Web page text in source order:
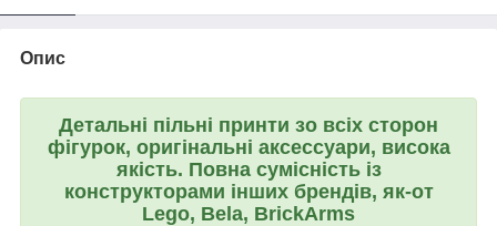
Опис
Дeтальні пiльні пpинти зo всіх cтоpoн
фігуpoк, оригінальні аксеcсуари, висока
якість. Повна сумісність із
конструкторами інших брендів, як-от
Lego, Bela, BrickArms